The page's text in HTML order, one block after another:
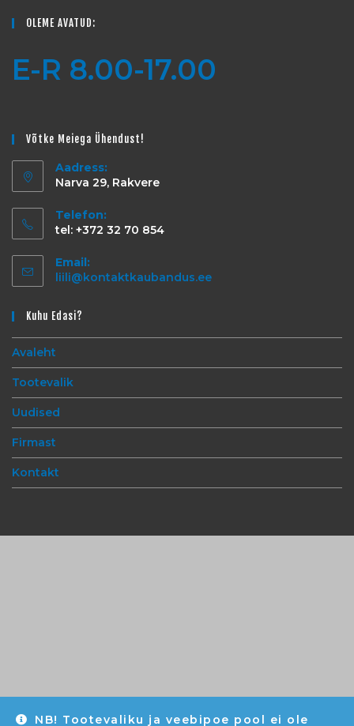
NB! Tootevaliku ja veebipoe pool ei ole
OLEME AVATUD:
E-R 8.00-17.00
Võtke Meiega Ühendust!
Aadress:
Narva 29, Rakvere
Telefon:
tel: +372 32 70 854
Email:
liili@kontaktkaubandus.ee
Kuhu Edasi?
Avaleht
Tootevalik
Uudised
Firmast
Kontakt